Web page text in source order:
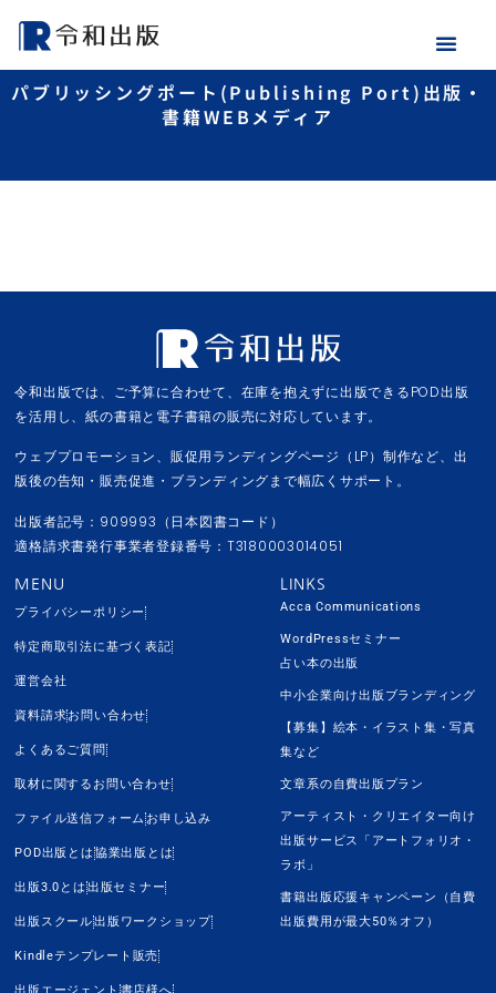
パブリッシングポート(Publishing Port)出版・
書籍WEBメディア
令和出版では、ご予算に合わせて、在庫を抱えずに出版できるPOD出版
を活用し、紙の書籍と電子書籍の販売に対応しています。
ウェブプロモーション、販促用ランディングページ（LP）制作など、出
版後の告知・販売促進・ブランディングまで幅広くサポート。
出版者記号：909993（日本図書コード）
適格請求書発行事業者登録番号：T3180003014051
MENU
プライバシーポリシー
特定商取引法に基づく表記
運営会社
資料請求お問い合わせ
よくあるご質問
取材に関するお問い合わせ
ファイル送信フォームお申し込み
POD出版とは 協業出版とは
出版3.0とは 出版セミナー
出版スクール出版ワークショップ
Kindleテンプレート販売
LINKS
Acca Communications
WordPressセミナー
占い本の出版
中小企業向け出版ブランディング
【募集】絵本・イラスト集・写真
集など
文章系の自費出版プラン
アーティスト・クリエイター向け
出版サービス「アートフォリオ・
ラボ」
書籍出版応援キャンペーン（自費
出版費用が最大50％オフ）